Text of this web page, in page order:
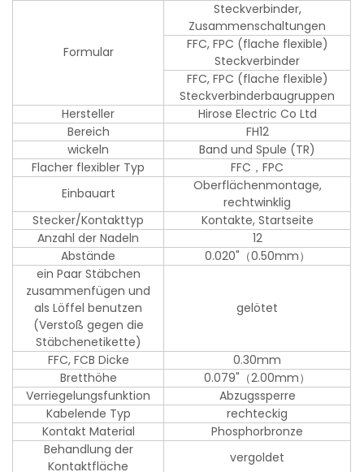
Formular
Steckverbinder,
Zusammenschaltungen
FFC, FPC (flache flexible)
Steckverbinder
FFC, FPC (flache flexible)
Steckverbinderbaugruppen
Hersteller
Hirose Electric Co Ltd
Bereich
FH12
wickeln
Band und Spule (TR)
Flacher flexibler Typ
FFC，FPC
Einbauart
Oberflächenmontage,
rechtwinklig
Stecker/Kontakttyp
Kontakte, Startseite
Anzahl der Nadeln
12
Abstände
0.020"（0.50mm）
ein Paar Stäbchen
zusammenfügen und
als Löffel benutzen
(Verstoß gegen die
Stäbchenetikette)
gelötet
FFC, FCB Dicke
0.30mm
Bretthöhe
0.079"（2.00mm）
Verriegelungsfunktion
Abzugssperre
Kabelende Typ
rechteckig
Kontakt Material
Phosphorbronze
Behandlung der
Kontaktfläche
vergoldet